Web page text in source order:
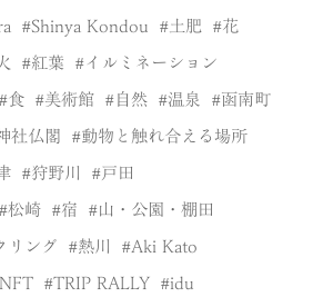
Shinya Kondou 土肥 花
紅葉 イルミネーション
食 美術館 自然 温泉 函南町
社仏閣 動物と触れ合える場所
狩野川 戸田
松崎 宿 山・公園・棚田
リング 熱川 Aki Kato
NFT TRIP RALLY idu